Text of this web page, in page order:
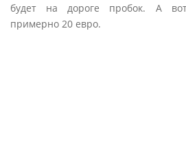
будет на дороге пробок. А вот
примерно 20 евро.